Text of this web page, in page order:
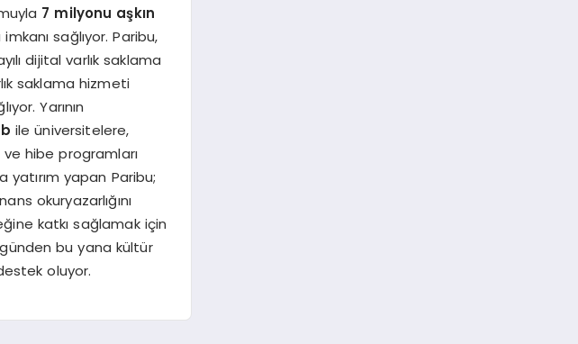
7 milyonu aşkın
sağlıyor. Paribu,
dijital varlık saklama
saklama hizmeti
Yarının
ile üniversitelere,
hibe programları
yatırım yapan Paribu;
okuryazarlığını
katkı sağlamak için
günden bu yana kültür
oluyor.